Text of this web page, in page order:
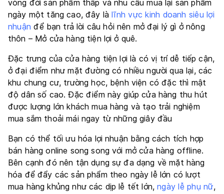
vòng đời sản phẩm thấp và nhu cầu mua lại sản phẩm
ngày một tăng cao, đây làlĩnh vực kinh doanh siêu lợi
nhuận để bạn trả lời câu hỏi nên mở đại lý gì ở nông
thôn – Mở cửa hàng tiện lợi ở quê.
Đặc trưng của cửa hàng tiện lợi là có vị trí dễ tiếp cận,
ở đại điểm như mặt đường có nhiều người qua lại, các
khu chung cư, trường học, bệnh viện có đặc thì mật
độ dân số cao. Đặc điểm này giúp cửa hàng thu hút
được lượng lớn khách mua hàng và tạo trải nghiệm
mua sắm thoải mái ngay từ những giây đầu
Bạn có thể tối ưu hóa lợi nhuận bằng cách tích hợp
bán hàng online song song với mở cửa hàng offline.
Bên cạnh đó nên tận dụng sự đa dạng về mặt hàng
hóa để đẩy các sản phẩm theo ngày lễ lớn có lượt
mua hàng khủng như các dịp lễ tết lớn,ngày lễ phụ nữ,